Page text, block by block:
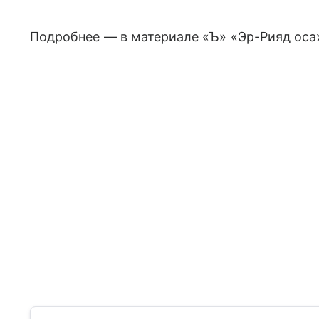
Подробнее — в материале «Ъ» «Эр-Рияд